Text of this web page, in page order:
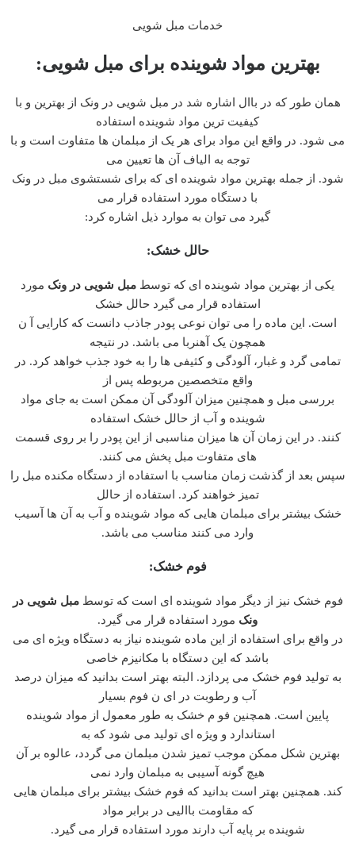
خدمات مبل شویی
بهترین مواد شوینده برای مبل شویی:
همان طور که در باال اشاره شد در مبل شویی در ونک از بهترین و با
کیفیت ترین مواد شوینده استفاده
می شود. در واقع این مواد برای هر یک از مبلمان ها متفاوت است و با
توجه به الیاف آن ها تعیین می
شود. از جمله بهترین مواد شوینده ای که برای شستشوی مبل در ونک
با دستگاه مورد استفاده قرار می
گیرد می توان به موارد ذیل اشاره کرد:
حالل خشک:
یکی از بهترین مواد شوینده ای که توسط مبل شویی در ونک مورد
استفاده قرار می گیرد حالل خشک
است. این ماده را می توان نوعی پودر جاذب دانست که کارایی آ ن
همچون یک آهنربا می باشد. در نتیجه
تمامی گرد و غبار، آلودگی و کثیفی ها را به خود جذب خواهد کرد. در
واقع متخصصین مربوطه پس از
بررسی مبل و همچنین میزان آلودگی آن ممکن است به جای مواد
شوینده و آب از حالل خشک استفاده
کنند. در این زمان آن ها میزان مناسبی از این پودر را بر روی قسمت
های متفاوت مبل پخش می کنند.
سپس بعد از گذشت زمان مناسب با استفاده از دستگاه مکنده مبل را
تمیز خواهند کرد. استفاده از حالل
خشک بیشتر برای مبلمان هایی که مواد شوینده و آب به آن ها آسیب
وارد می کنند مناسب می باشد.
فوم خشک:
فوم خشک نیز از دیگر مواد شوینده ای است که توسط مبل شویی در
ونک مورد استفاده قرار می گیرد.
در واقع برای استفاده از این ماده شوینده نیاز به دستگاه ویژه ای می
باشد که این دستگاه با مکانیزم خاصی
به تولید فوم خشک می پردازد. البته بهتر است بدانید که میزان درصد
آب و رطوبت در ای ن فوم بسیار
پایین است. همچنین فو م خشک به طور معمول از مواد شوینده
استاندارد و ویژه ای تولید می شود که به
بهترین شکل ممکن موجب تمیز شدن مبلمان می گردد، عالوه بر آن
هیچ گونه آسیبی به مبلمان وارد نمی
کند. همچنین بهتر است بدانید که فوم خشک بیشتر برای مبلمان هایی
که مقاومت باالیی در برابر مواد
شوینده بر پایه آب دارند مورد استفاده قرار می گیرد.